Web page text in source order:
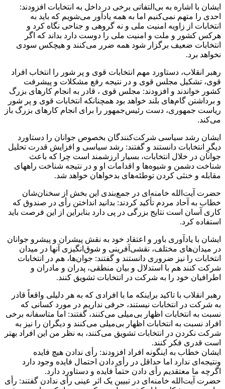
ایشان با اشاره به بی‌التفاتی برخی در داخل به انتخابات افزودند:
احدی را متهم نمی‌کنیم اما به همه یادآور می‌شویم که باید به
انتخابات از زاویه امنیت ملی و نه گروهی و جناحی نگاه کرد و
هرکس کشور و ملت و امنیت ملی را دوست دارد بداند که اگر
انتخابات ضعیف برگزار شود همه ضرر می‌کنند و هیچکس سودی
نخواهد برد.
رهبر انقلاب، دستاورد مهم انتخابات قوی و پر شور را انتخاب افراد
قوی، تشکیل مجلس قوی و در نتیجه رفع مشکلات و پیشرفت
کشور خواندند و افزودند: مجلس قوی ، قادر به انجام کارهای بزرگ
و برداشتن گام‌های بلند خواهد بود همچنانکه انتخابات قوی و پر شور
ریاست جمهوری، دست رئیس‌جمهور را برای انجام کارهای بزرگ باز
می‌کند.
ایشان رشد سیاسی شرکت‌کنندگان بخصوص جوانان را دستاورد
دیگرِ انتخابات دانستند و گفتند: رشد سیاسی و افزایش قدرت تحلیل
جوانان در خلال انتخابات، بسیار ارزشمند است چرا که باعث
شناخت دشمن و شیوه‌ها و اقدامات او و در نتیجه شناخت راههای
مقابله و خنثی کردن توطئه‌های بدخواهان خواهد شد.
حضرت آیت‌الله خامنه‌ای در جمع‌بندی این بخش از سخنان‌شان
خطاب به آحاد مردم تأکید کردند: بدانید انداختن رأی در صندوق که
کاری آسان است نتایج بزرگی در پی دارد بنابراین از این فرصت باید
استفاده کرد.
ایشان با یادآوری باور و اعتقاد خود به نقش پیشران و پیشرو جوانان
در میدان‌های مختلف، نقشی‌آفرینی و شوق‌انگیزی آنها در میدان
انتخابات را نیز ضروری دانستند و گفتند: جوان‌ها، هم در انتخابات
شرکت کنند هم با استدلال و بیان منطقی، پدران و مادران و
اطرافیان خود را به شرکت در انتخابات تشویق کنند.
رهبر انقلاب با تاکید براینکه ما با افرادی که به هر دلیلی واقعاً قادر
به شرکت در انتخابات نیستند، حرفی نداریم در مورد کسانی که
نسبت به انتخابات اظهار بی‌میلی می‌کنند، گفتند: اما متاسفانه برخی
افراد نسبت به انتخابات اظهار بی‌میلی می‌کنند و دیگران را نیز به
شرکت نکردن در انتخابات تشویق می‌کنند، به نظر من این افراد بهتر
است قدری فکر کنند.
ایشان خطاب به اینگونه افراد افزودند: رأی ندادن هیچ فایده
ونتیجه‌ای ندارد اما حداقل در رأی دادن احتمال فایده وجود دارد
اگرچه ما معتقدیم رأی دادن حتماً فایده و دستاورد دارد.
حضرت آیت‌الله خامنه‌ای در تبیین یک اثر عینی رأی ندادن گفتند: رأی